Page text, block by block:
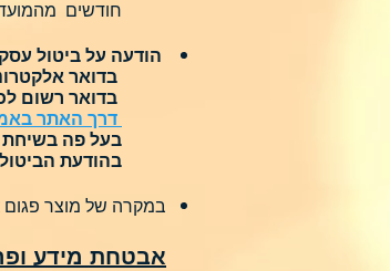
חודשים
הודעה על ביטול
בדואר
בדואר רשום לכתובת:
דרך האתר
בעל פה בשיחת
בהודעת
במקרה של מוצר פגום
אבטחת מידע